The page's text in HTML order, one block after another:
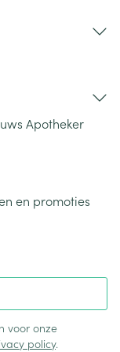
Apotheker
en promoties
voor onze
policy.